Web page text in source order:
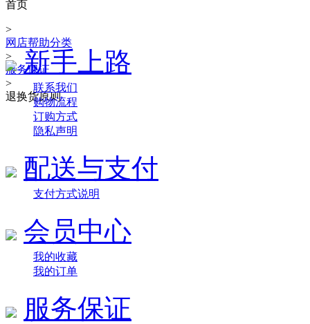
首页
>
网店帮助分类
>
服务保证
>
退换货原则
新手上路
联系我们
购物流程
订购方式
隐私声明
配送与支付
支付方式说明
会员中心
我的收藏
我的订单
服务保证